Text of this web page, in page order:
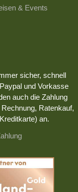
& Events
sicher, schnell
und Vorkasse
auch die Zahlung
Ratenkauf,
an.